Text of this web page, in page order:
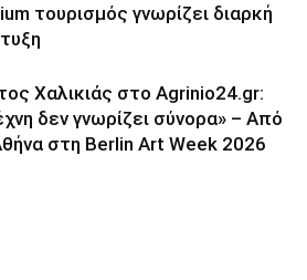
τουρισμός γνωρίζει διαρκή
Χαλικιάς στο Agrinio24.gr:
δεν γνωρίζει σύνορα» – Από
στη Berlin Art Week 2026